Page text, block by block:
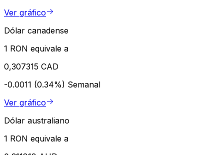
Ver gráfico
Dólar canadense
1 RON equivale a
0,307315 CAD
-0.0011 (0.34%) Semanal
Ver gráfico
Dólar australiano
1 RON equivale a